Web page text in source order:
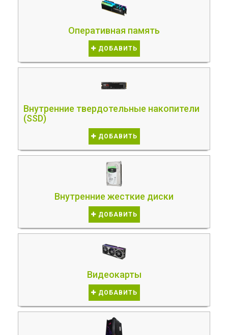
Оперативная память
ДОБАВИТЬ
Внутренние твердотельные накопители
(SSD)
ДОБАВИТЬ
Внутренние жесткие диски
ДОБАВИТЬ
Видеокарты
ДОБАВИТЬ